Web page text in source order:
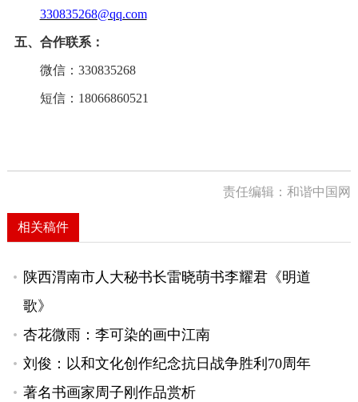
330835268@qq.com
五、 合作联系：
微信： 330835268
短信： 18066860521
责任编辑：和谐中国网
相关稿件
陕西渭南市人大秘书长雷晓萌书李耀君《明道
歌》
杏花微雨：李可染的画中江南
刘俊：以和文化创作纪念抗日战争胜利70周年
著名书画家周子刚作品赏析